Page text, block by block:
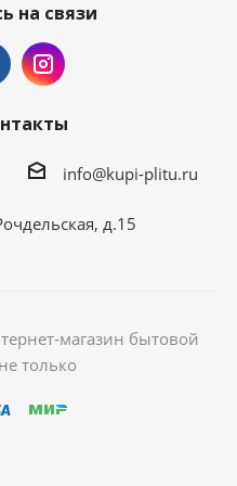
на связи
info@kupi-plitu.ru
д.15
магазин бытовой
только